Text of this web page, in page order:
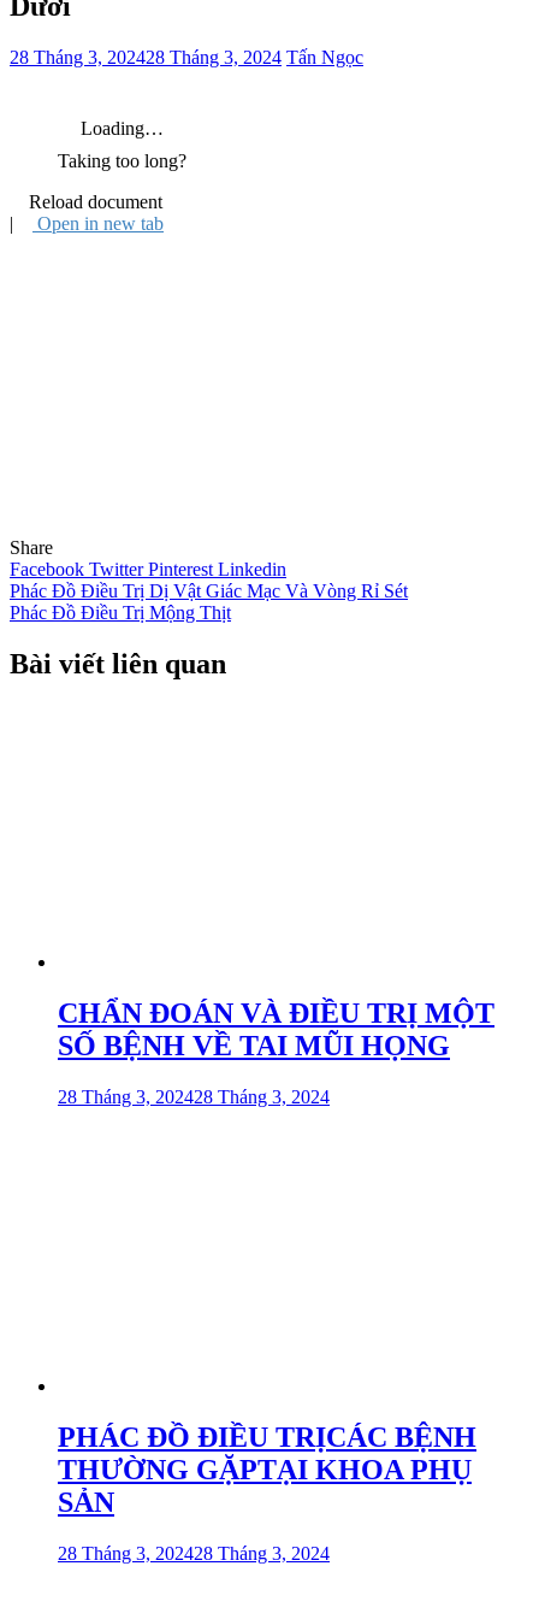
28 Tháng 3, 202428 Tháng 3, 2024 Tấn Ngọc
Loading…
Taking too long?
Reload document
|
Open in new tab
Share
Facebook TwitterPinterest Linkedin
Điều
hướng
bài
Phác Đồ Điều Trị Dị Vật Giác Mạc Và Vòng Rỉ Sét
Phác Đồ Điều Trị Mộng Thịt
Bài viết liên quan
CHẨN ĐOÁN VÀ ĐIỀU TRỊ MỘT
SỐ BỆNH VỀ TAI MŨI HỌNG
28 Tháng 3, 202428 Tháng 3, 2024
PHÁC ĐỒ ĐIỀU TRỊCÁC BỆNH
THƯỜNG GẶPTẠI KHOA PHỤ
SẢN
28 Tháng 3, 202428 Tháng 3, 2024